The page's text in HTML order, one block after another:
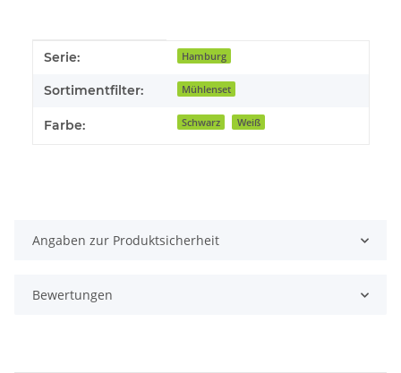
Produkteigenschaft
Wert
Serie: Hamburg
Sortimentfilter: Mühlenset
Farbe: Schwarz Weiß
Angaben zur Produktsicherheit
Bewertungen